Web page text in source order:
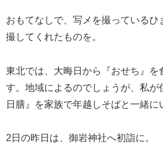
おもてなしで、写メを撮っているひ
撮してくれたものを。
東北では、大晦日から『おせち』を
す。地域によるのでしょうが、私が
日膳』を家族で年越しそばと一緒に
2日の昨日は、御岩神社へ初詣に。